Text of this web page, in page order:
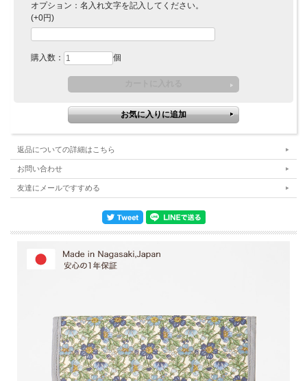
オプション：名入れ文字を記入してください。
(+0円)
購入数： 個
返品についての詳細はこちら
お問い合わせ
友達にメールですすめる